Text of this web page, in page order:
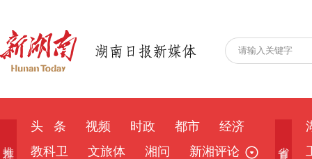
头 条 视频 时政 都市
经济
教科卫
文旅体 湘问 新湘评论